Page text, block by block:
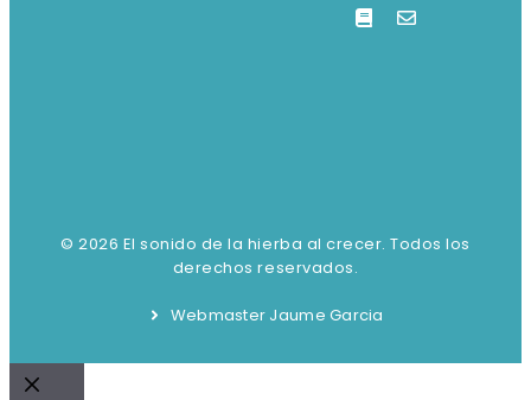
© 2026 El sonido de la hierba al crecer. Todos los
derechos reservados.
Webmaster Jaume Garcia